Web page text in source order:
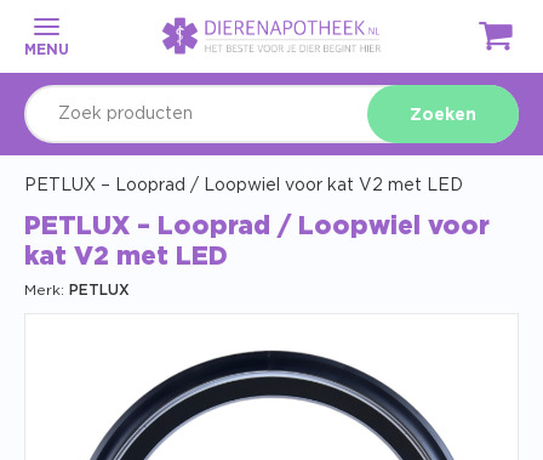
MENU
Zoeken
PETLUX – Looprad / Loopwiel voor kat V2 met LED
PETLUX – Looprad / Loopwiel voor
kat V2 met LED
Merk: PETLUX